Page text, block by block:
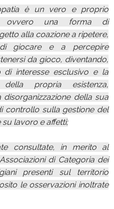
è un vero e proprio
ovvero una forma di
alla coazione a ripetere,
giocare e a percepire
da gioco, diventando,
interesse esclusivo e la
della propria esistenza,
della sua
controllo sulla gestione del
lavoro e affetti;
consultate, in merito al
di Categoria dei
presenti sul territorio
le osservazioni inoltrate